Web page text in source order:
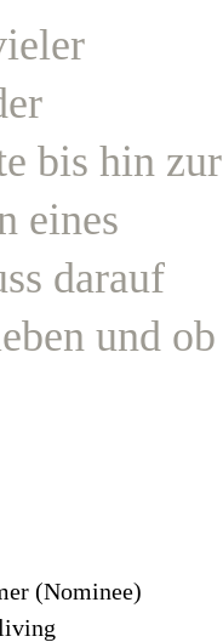
bis hin zur
eines
darauf
und ob
(Nominee)